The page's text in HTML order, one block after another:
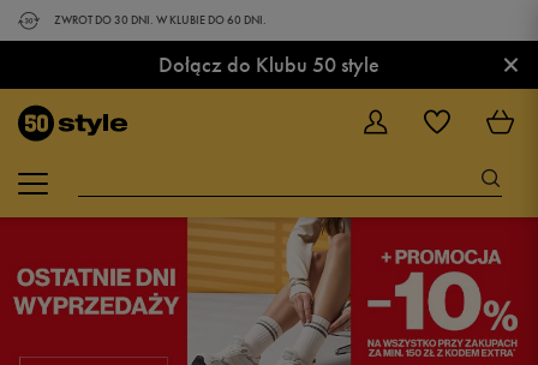
ZWROT DO 30 DNI. W KLUBIE DO 60 DNI.
Dołącz do Klubu 50 style ×